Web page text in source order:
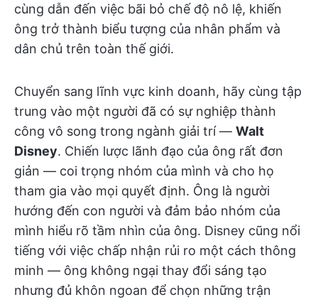
cùng dẫn đến việc bãi bỏ chế độ nô lệ, khiến
ông trở thành biểu tượng của nhân phẩm và
dân chủ trên toàn thế giới.
Chuyển sang lĩnh vực kinh doanh, hãy cùng tập
trung vào một người đã có sự nghiệp thành
công vô song trong ngành giải trí — Walt
Disney. Chiến lược lãnh đạo của ông rất đơn
giản — coi trọng nhóm của mình và cho họ
tham gia vào mọi quyết định. Ông là người
hướng đến con người và đảm bảo nhóm của
mình hiểu rõ tầm nhìn của ông. Disney cũng nổi
tiếng với việc chấp nhận rủi ro một cách thông
minh — ông không ngại thay đổi sáng tạo
nhưng đủ khôn ngoan để chọn những trận